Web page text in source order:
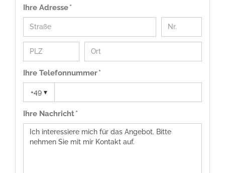
Ihre Adresse *
Ihre Telefonnummer *
+49 ▾
Ihre Nachricht *